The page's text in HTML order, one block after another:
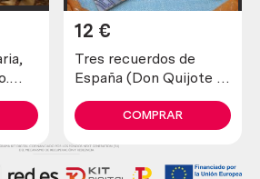
Tres recuerdos de
España (Don Quijote e
12 €
COMPRAR